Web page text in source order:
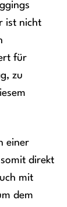
ist nicht
für
zu
einer
direkt
mit
dem